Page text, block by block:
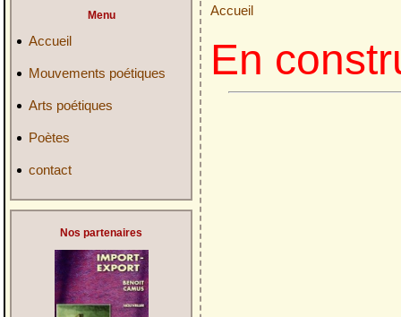
Menu
Accueil
Mouvements poétiques
Arts poétiques
Poètes
contact
Nos partenaires
Accueil
En